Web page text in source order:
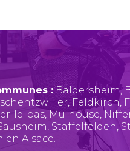
: Baldersheim,
, Feldkirch,
le-bas,Mulhouse,
, Staffelfelden,
en Alsace.